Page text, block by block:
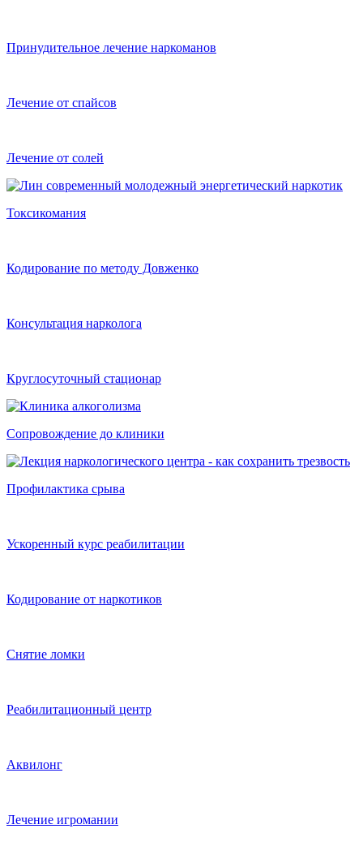
Принудительное лечение наркоманов
Лечение от спайсов
Лечение от солей
Токсикомания
Кодирование по методу Довженко
Консультация нарколога
Круглосуточный стационар
Сопровождение до клиники
Профилактика срыва
Ускоренный курс реабилитации
Кодирование от наркотиков
Снятие ломки
Реабилитационный центр
Аквилонг
Лечение игромании